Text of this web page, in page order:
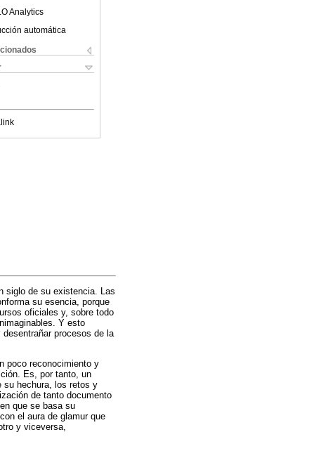
Analytics
automática
siglo de su existencia. Las
su esencia, porque
oficiales y, sobre todo
Y esto
procesos de la
poco reconocimiento y
Es, por tanto, un
su hechura, los retos y
de tanto documento
que se basa su
el aura de glamur que
y viceversa,